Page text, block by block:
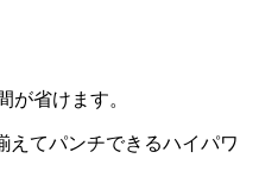
が省けます。
えてパンチできるハイパワ